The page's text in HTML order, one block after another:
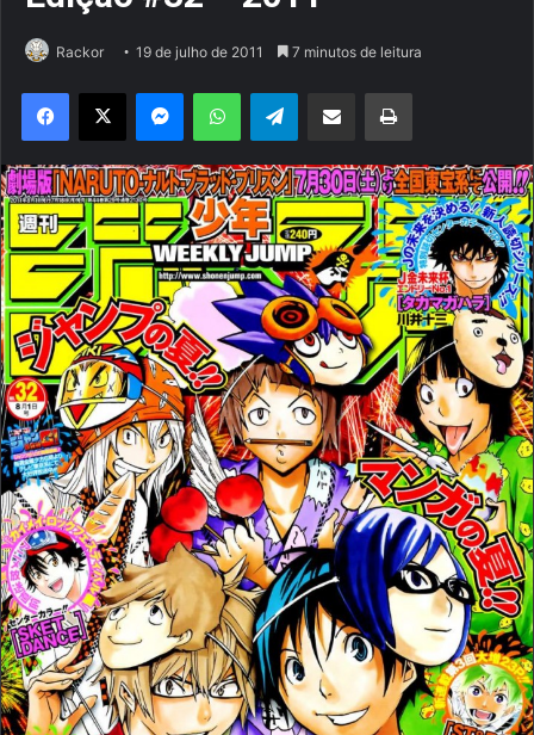
Rackor 19 de julho de 2011 7 minutos de leitura